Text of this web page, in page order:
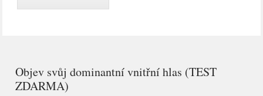
Objev svůj dominantní vnitřní hlas (TEST
ZDARMA)